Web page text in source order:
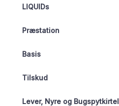
LIQUIDs
Præstation
Basis
Tilskud
Lever, Nyre og Bugspytkirtel